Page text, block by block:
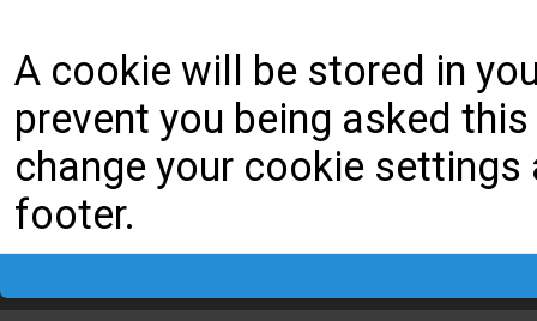
A cookie will be stored in
prevent you being asked
change your cookie
footer.